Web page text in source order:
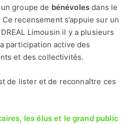
groupe de bénévoles dans le
recensement s’appuie sur un
Limousin il y a plusieurs
participation active des
et des collectivités.
de lister et de reconnaître ces
les élus et le grand public